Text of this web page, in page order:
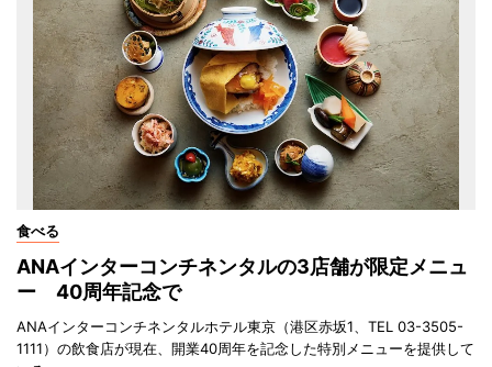
食べる
ANAインターコンチネンタルの3店舗が限定メニュ
ー 40周年記念で
ANAインターコンチネンタルホテル東京（港区赤坂1、TEL 03-3505-
1111）の飲食店が現在、開業40周年を記念した特別メニューを提供して